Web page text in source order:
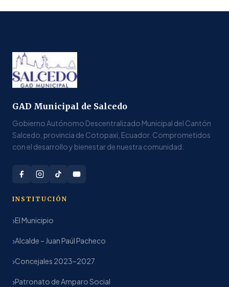
GAD Municipal de Salcedo
Gobierno Autónomo Descentralizado Municipal del Cantón
Salcedo, provincia de Cotopaxi, Ecuador. Comprometidos
con el desarrollo y bienestar de nuestra comunidad.
INSTITUCIÓN
El Municipio
Alcalde – Juan Paúl Pacheco
Concejales 2023–2027
Patronato de Amparo Social